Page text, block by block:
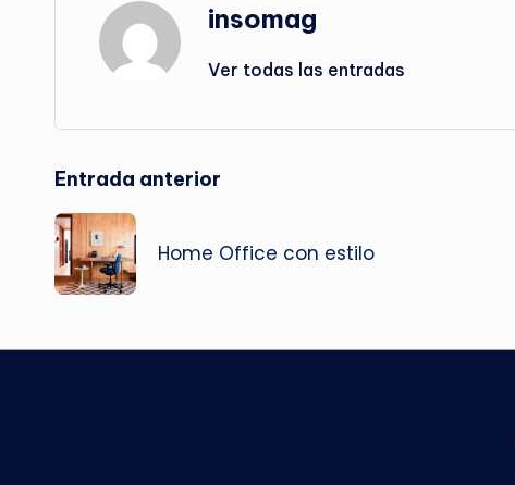
insomag
Ver todas las entradas
Navegación
de
entradas
Entrada anterior
Home Office con estilo